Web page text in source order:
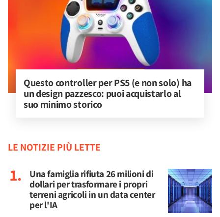
Questo controller per PS5 (e non solo) ha
un design pazzesco: puoi acquistarlo al
suo minimo storico
LE NOTIZIE PIÙ LETTE
Una famiglia rifiuta 26 milioni di
dollari per trasformare i propri
terreni agricoli in un data center
per l'IA